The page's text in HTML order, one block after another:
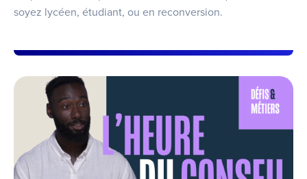
soyez lycéen, étudiant, ou en reconversion.